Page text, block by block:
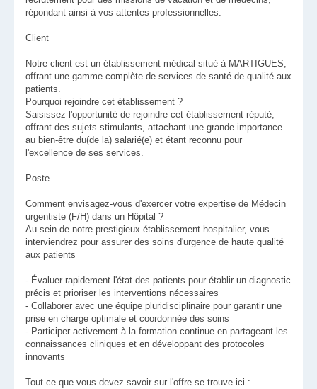
répondant ainsi à vos attentes professionnelles.
Client
Notre client est un établissement médical situé à MARTIGUES,
offrant une gamme complète de services de santé de qualité aux
patients.
Pourquoi rejoindre cet établissement ?
Saisissez l'opportunité de rejoindre cet établissement réputé,
offrant des sujets stimulants, attachant une grande importance
au bien-être du(de la) salarié(e) et étant reconnu pour
l'excellence de ses services.
Poste
Comment envisagez-vous d'exercer votre expertise de Médecin
urgentiste (F/H) dans un Hôpital ?
Au sein de notre prestigieux établissement hospitalier, vous
interviendrez pour assurer des soins d'urgence de haute qualité
aux patients
- Évaluer rapidement l'état des patients pour établir un diagnostic
précis et prioriser les interventions nécessaires
- Collaborer avec une équipe pluridisciplinaire pour garantir une
prise en charge optimale et coordonnée des soins
- Participer activement à la formation continue en partageant les
connaissances cliniques et en développant des protocoles
innovants
Tout ce que vous devez savoir sur l'offre se trouve ici :